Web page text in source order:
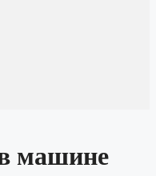
машине